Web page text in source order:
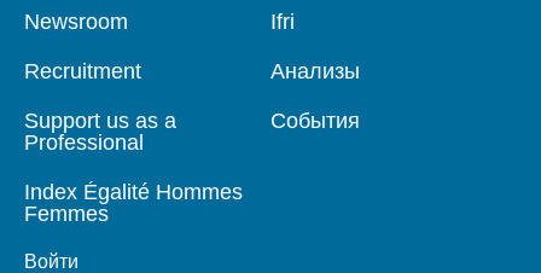
Pied
Newsroom
Recruitment
Support us as a
Professional
Index Égalité Hommes
Femmes
Войти
Navigation
Ifri
Анализы
События